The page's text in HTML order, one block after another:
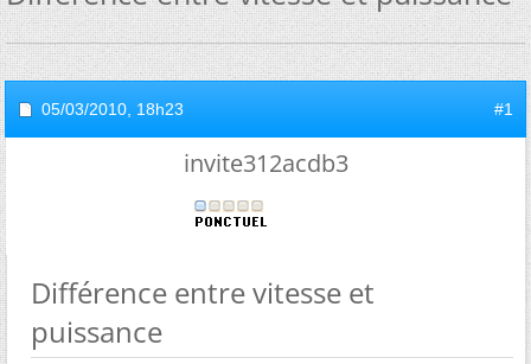
05/03/2010, 18h23 #1
invite312acdb3
Différence entre vitesse et
puissance